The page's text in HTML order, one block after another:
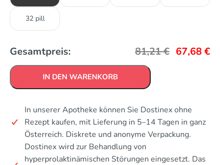
32 pill
Gesamtpreis: 81,21€ 67,68€
IN DEN WARENKORB
In unserer Apotheke können Sie Dostinex ohne
Rezept kaufen, mit Lieferung in 5–14 Tagen in ganz
Österreich. Diskrete und anonyme Verpackung.
Dostinex wird zur Behandlung von
hyperprolaktinämischen Störungen eingesetzt. Das